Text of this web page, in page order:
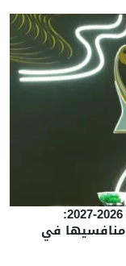
قرعة منافسات ما بين الأندية الإفريقية 2026-2027:
منافسيها في